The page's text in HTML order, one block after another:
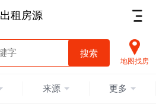
出租房源
地图找房
来源 更多